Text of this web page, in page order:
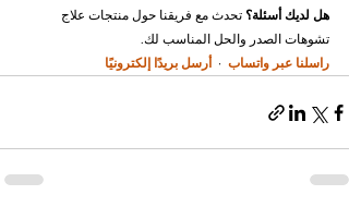
هل لديك أسئلة؟ تحدث مع فريقنا حول منتجات علاج
تشوهات الصدر والحل المناسب لك.
راسلنا عبر واتساب
  ·
أرسل بريدًا إلكترونيًا